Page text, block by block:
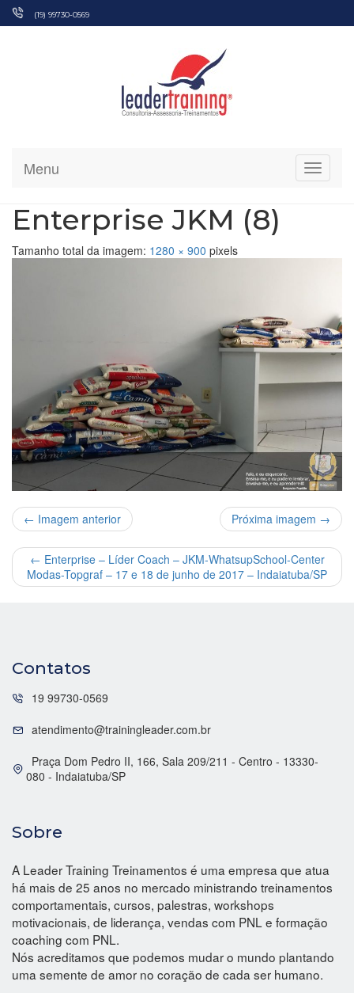
Pular
(19) 99730-0569
Menu
Enterprise JKM (8)
Tamanho total da imagem: 1280 × 900 pixels
← Imagem anterior Próxima imagem →
← Enterprise – Líder Coach – JKM-WhatsupSchool-Center
Modas-Topgraf – 17 e 18 de junho de 2017 – Indaiatuba/SP
Contatos
19 99730-0569
atendimento@trainingleader.com.br
Praça Dom Pedro II, 166, Sala 209/211 - Centro - 13330-
080 - Indaiatuba/SP
Sobre
A Leader Training Treinamentos é uma empresa que atua
há mais de 25 anos no mercado ministrando treinamentos
comportamentais, cursos, palestras, workshops
motivacionais, de liderança, vendas com PNL e formação
coaching com PNL.
Nós acreditamos que podemos mudar o mundo plantando
uma semente de amor no coração de cada ser humano.